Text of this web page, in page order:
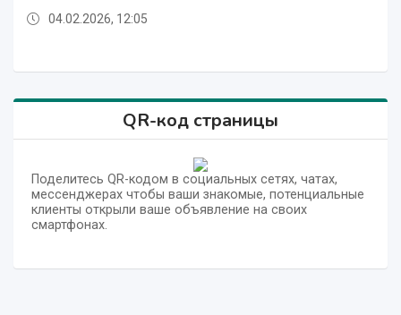
04.02.2026, 12:05
QR-код страницы
Поделитесь QR-кодом в социальных сетях, чатах,
мессенджерах чтобы ваши знакомые, потенциальные
клиенты открыли ваше объявление на своих
смартфонах.